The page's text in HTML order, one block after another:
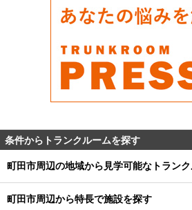
条件からトランクルームを探す
町田市周辺の地域から見学可能なトラン
町田市周辺から特長で施設を探す